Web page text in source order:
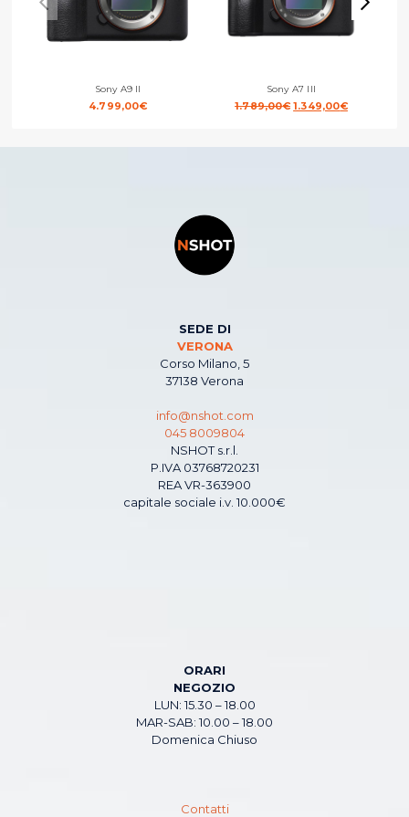
Sony A9 II
4.799,00€
Sony A7 III
1.789,00€ Il
1.349,00€Il
SEDE DI
VERONA
Corso Milano, 5
37138 Verona
info@nshot.com
045 8009804
NSHOT s.r.l.
P.IVA 03768720231
REA VR-363900
capitale sociale i.v. 10.000€
ORARI
NEGOZIO
LUN: 15.30 – 18.00
MAR-SAB: 10.00 – 18.00
Domenica Chiuso
Contatti